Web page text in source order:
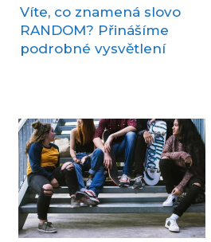
Víte, co znamená slovo
RANDOM? Přinášíme
podrobné vysvětlení